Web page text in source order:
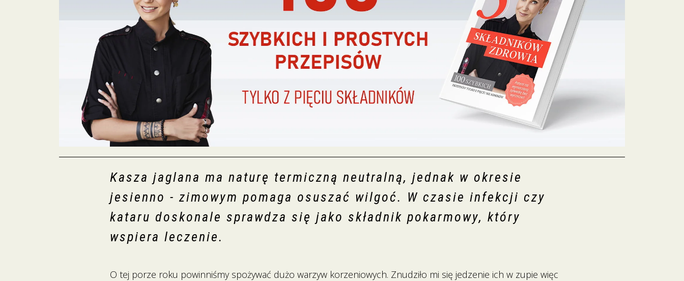
Kasza jaglana ma naturę termiczną neutralną, jednak w okresie
jesienno - zimowym pomaga osuszać wilgoć. W czasie infekcji czy
kataru doskonale sprawdza się jako składnik pokarmowy, który
wspiera leczenie.
O tej porze roku powinniśmy spożywać dużo warzyw korzeniowych. Znudziło mi się jedzenie ich w zupie więc